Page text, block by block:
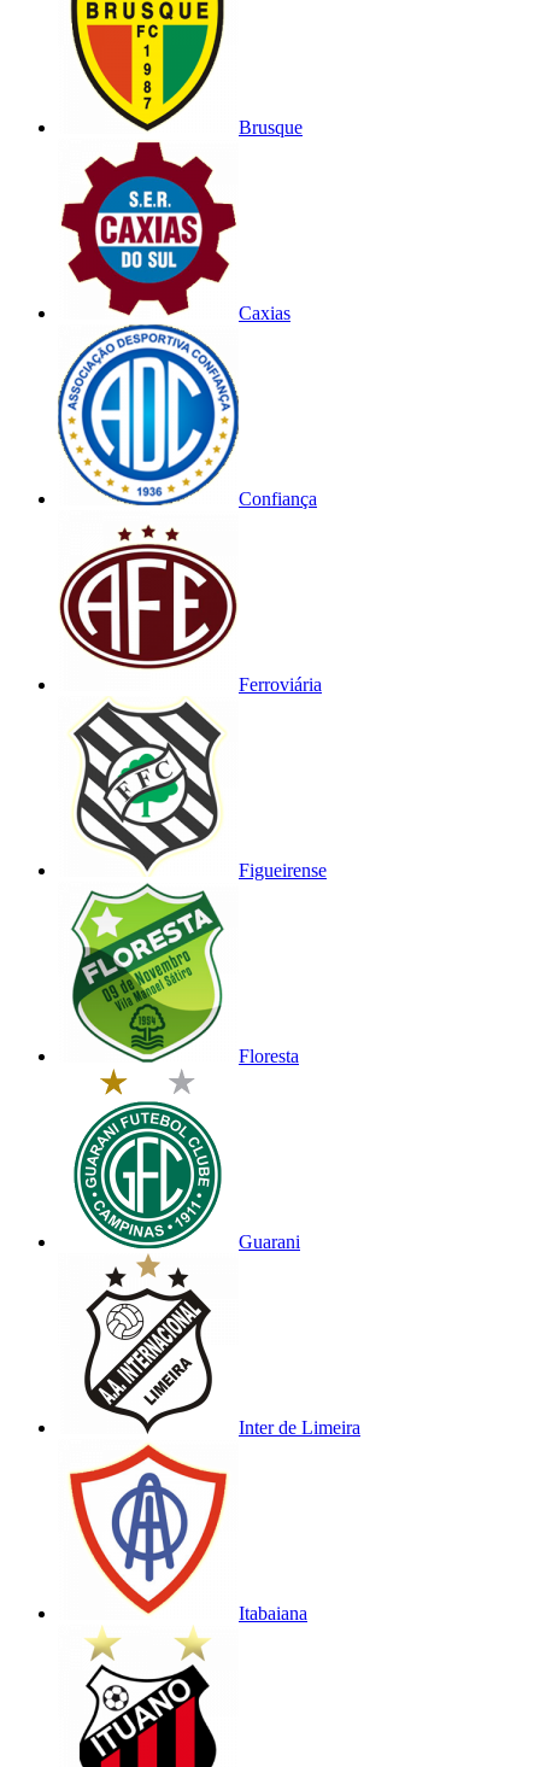
Brusque
Caxias
Confiança
Ferroviária
Figueirense
Floresta
Guarani
Inter de Limeira
Itabaiana